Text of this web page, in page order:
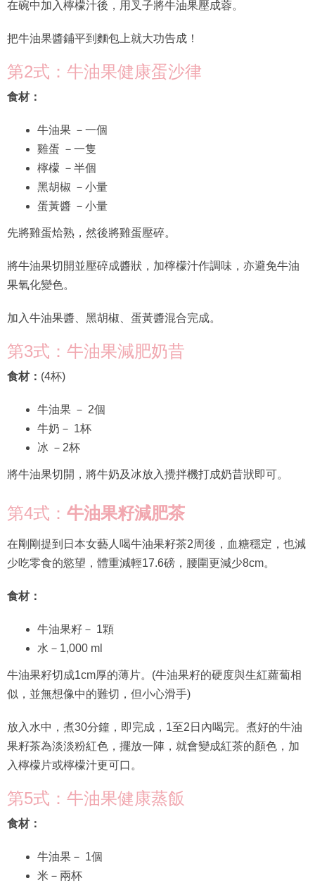
在碗中加入檸檬汁後，用叉子將牛油果壓成蓉。
把牛油果醬鋪平到麵包上就大功告成！
第2式：牛油果健康蛋沙律
食材：
牛油果 －一個
雞蛋 －一隻
檸檬 －半個
黑胡椒 －小量
蛋黃醬 －小量
先將雞蛋烚熟，然後將雞蛋壓碎。
將牛油果切開並壓碎成醬狀，加檸檬汁作調味，亦避免牛油
果氧化變色。
加入牛油果醬、黑胡椒、蛋黃醬混合完成。
第3式：牛油果減肥奶昔
食材： (4杯)
牛油果 － 2個
牛奶－ 1杯
冰 －2杯
將牛油果切開，將牛奶及冰放入攪拌機打成奶昔狀即可。
第4式： 牛油果籽減肥茶
在剛剛提到日本女藝人喝牛油果籽茶2周後，血糖穩定，也減
少吃零食的慾望，體重減輕17.6磅，腰圍更減少8cm。
食材：
牛油果籽－ 1顆
水－1,000 ml
牛油果籽切成1cm厚的薄片。(牛油果籽的硬度與生紅蘿蔔相
似，並無想像中的難切，但小心滑手)
放入水中，煮30分鐘，即完成，1至2日內喝完。煮好的牛油
果籽茶為淡淡粉紅色，擺放一陣，就會變成紅茶的顏色，加
入檸檬片或檸檬汁更可口。
第5式：牛油果健康蒸飯
食材：
牛油果－ 1個
米－兩杯